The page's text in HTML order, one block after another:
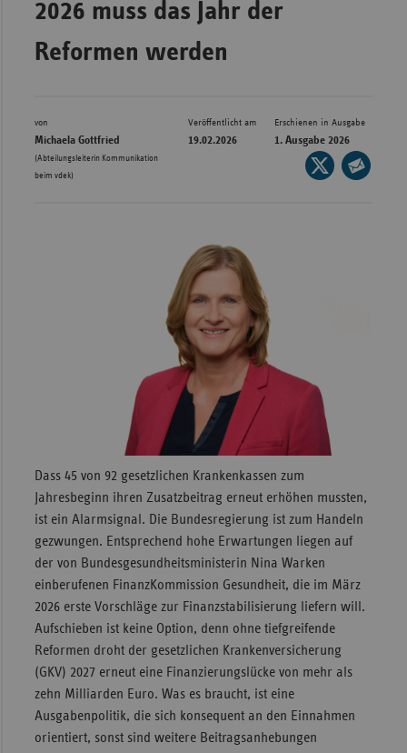
Hessen
2026 muss das Jahr der
Reformen werden
von
Michaela Gottfried
(Abteilungsleiterin Kommunikation
beim vdek)
Veröffentlicht am
19.02.2026
Erschienen in Ausgabe
1. Ausgabe 2026
Seite
auf
Dass 45 von 92 gesetzlichen Krankenkassen zum
Jahresbeginn ihren Zusatzbeitrag erneut erhöhen mussten,
ist ein Alarmsignal. Die Bundesregierung ist zum Handeln
gezwungen. Entsprechend hohe Erwartungen liegen auf
der von Bundesgesundheitsministerin Nina Warken
einberufenen FinanzKommission Gesundheit, die im März
2026 erste Vorschläge zur Finanzstabilisierung liefern will.
Aufschieben ist keine Option, denn ohne tiefgreifende
Reformen droht der gesetzlichen Krankenversicherung
(GKV) 2027 erneut eine Finanzierungslücke von mehr als
zehn Milliarden Euro. Was es braucht, ist eine
Ausgabenpolitik, die sich konsequent an den Einnahmen
orientiert, sonst sind weitere Beitragsanhebungen